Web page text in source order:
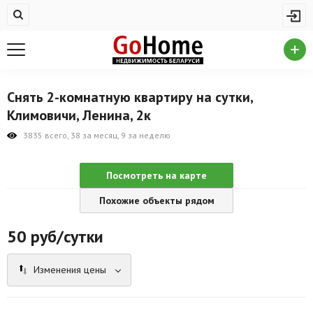
Купить квартиру
На сутки
Новостройки
Дома/коттеджи/участки
Комерческая недвижимость
Аренда коммерческой недвижимости
Снять 2-комнатную квартиру на сутки,
Климовичи, Ленина, 2к
3835 всего, 38 за месяц, 9 за неделю
Посмотреть на карте
Похожие объекты рядом
50 руб/сутки
Изменения цены